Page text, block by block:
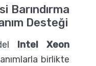
Barındırma
Desteği
Intel Xeon
birlikte